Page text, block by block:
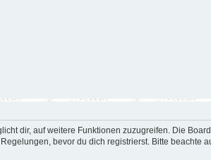
dir, auf weitere Funktionen zuzugreifen. Die
bevor du dich registrierst. Bitte beachte